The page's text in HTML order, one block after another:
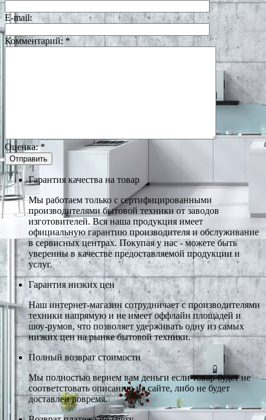
E-mail:
Комментарий: *
Оценка:*
Гарантия качества на товар
Мы работаем только с сертифицированными
производителями бытовой техники от заводов
изготовителей. Вся наша продукция имеет
официальную гарантию производителя и обслуживание
в сервисных центрах. Покупая у нас - можете быть
уверенны в качестве предоставляемой продукции и
услуг.
Гарантия низких цен
Наш интернет-магазин сотрудничает с производителями
техники напрямую и не имеет оффлайн площадей и
шоу-румов, что позволяет удерживать одну из самых
низких цен на рынке бытовой техники.
Полный возврат стоимости
Мы полностью вернем вам деньги если товар будет не
соответстовать описанию на сайте, либо не будет
доставлен вовремя.